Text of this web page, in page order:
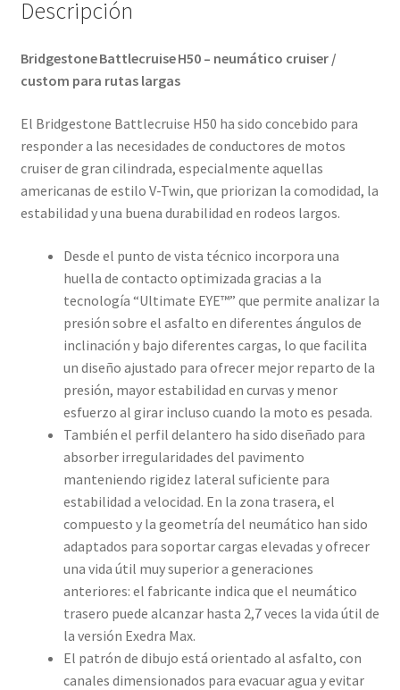
Descripción
Bridgestone Battlecruise H50 – neumático cruiser /
custom para rutas largas
El Bridgestone Battlecruise H50 ha sido concebido para
responder a las necesidades de conductores de motos
cruiser de gran cilindrada, especialmente aquellas
americanas de estilo V-Twin, que priorizan la comodidad, la
estabilidad y una buena durabilidad en rodeos largos.
Desde el punto de vista técnico incorpora una
huella de contacto optimizada gracias a la
tecnología “Ultimate EYE™” que permite analizar la
presión sobre el asfalto en diferentes ángulos de
inclinación y bajo diferentes cargas, lo que facilita
un diseño ajustado para ofrecer mejor reparto de la
presión, mayor estabilidad en curvas y menor
esfuerzo al girar incluso cuando la moto es pesada.
También el perfil delantero ha sido diseñado para
absorber irregularidades del pavimento
manteniendo rigidez lateral suficiente para
estabilidad a velocidad. En la zona trasera, el
compuesto y la geometría del neumático han sido
adaptados para soportar cargas elevadas y ofrecer
una vida útil muy superior a generaciones
anteriores: el fabricante indica que el neumático
trasero puede alcanzar hasta 2,7 veces la vida útil de
la versión Exedra Max.
El patrón de dibujo está orientado al asfalto, con
canales dimensionados para evacuar agua y evitar